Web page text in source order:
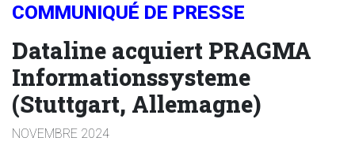
COMMUNIQUÉ DE PRESSE
Dataline acquiert PRAGMA
Informationssysteme
(Stuttgart, Allemagne)
NOVEMBRE 2024